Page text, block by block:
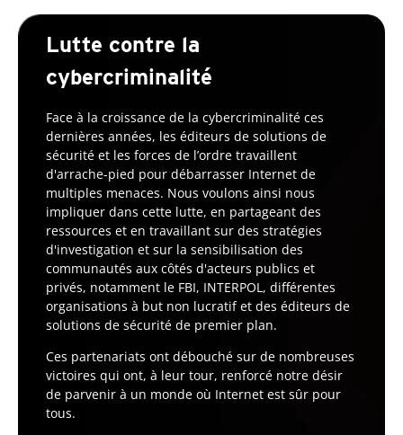
Lutte contre la
cybercriminalité
Face à la croissance de la cybercriminalité ces
dernières années, les éditeurs de solutions de
sécurité et les forces de l’ordre travaillent
d'arrache-pied pour débarrasser Internet de
multiples menaces. Nous voulons ainsi nous
impliquer dans cette lutte, en partageant des
ressources et en travaillant sur des stratégies
d'investigation et sur la sensibilisation des
communautés aux côtés d'acteurs publics et
privés, notamment le FBI, INTERPOL, différentes
organisations à but non lucratif et des éditeurs de
solutions de sécurité de premier plan.
Ces partenariats ont débouché sur de nombreuses
victoires qui ont, à leur tour, renforcé notre désir
de parvenir à un monde où Internet est sûr pour
tous.